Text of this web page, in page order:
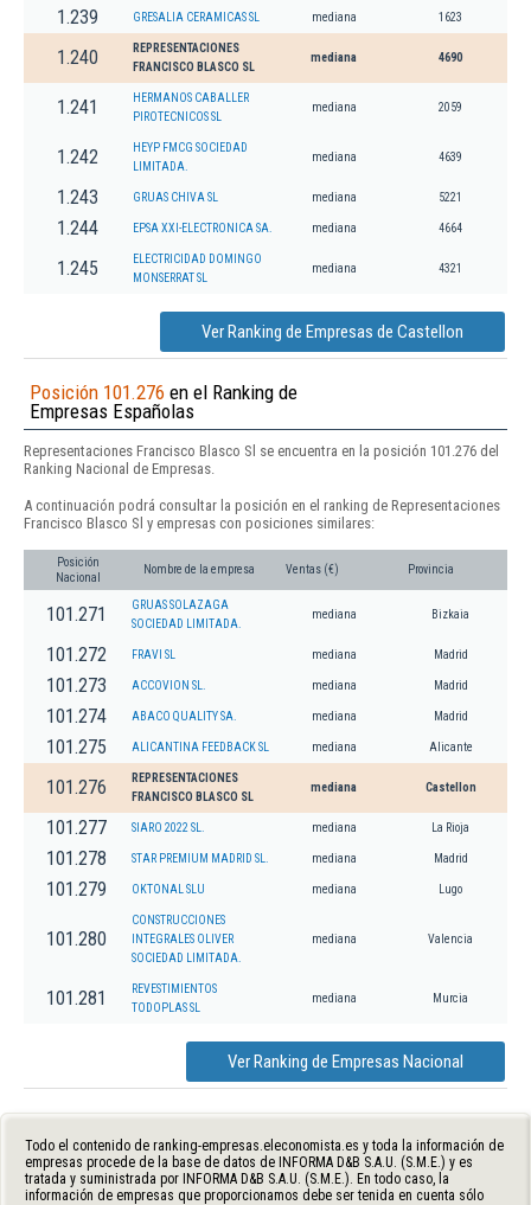
1.239 GRESALIA CERAMICAS SL mediana 1623
1.240
REPRESENTACIONES
FRANCISCO BLASCO SL
mediana 4690
1.241
HERMANOS CABALLER
PIROTECNICOS SL
mediana 2059
1.242
HEYP FMCG SOCIEDAD
LIMITADA.
mediana 4639
1.243 GRUAS CHIVA SL mediana 5221
1.244 EPSA XXI-ELECTRONICA SA. mediana 4664
1.245
ELECTRICIDAD DOMINGO
MONSERRAT SL
mediana 4321
Ver Ranking de Empresas de Castellon
Posición 101.276 en el Ranking de
Empresas Españolas
Representaciones Francisco Blasco Sl se encuentra en la posición 101.276 del
Ranking Nacional de Empresas.
A continuación podrá consultar la posición en el ranking de Representaciones
Francisco Blasco Sl y empresas con posiciones similares:
Posición
Nacional
Nombre de la empresa Ventas (€) Provincia
101.271
GRUAS SOLAZAGA
SOCIEDAD LIMITADA.
mediana Bizkaia
101.272 FRAVI SL mediana Madrid
101.273 ACCOVION SL. mediana Madrid
101.274 ABACO QUALITY SA. mediana Madrid
101.275 ALICANTINA FEEDBACK SL mediana Alicante
101.276
REPRESENTACIONES
FRANCISCO BLASCO SL
mediana Castellon
101.277 SIARO 2022 SL. mediana La Rioja
101.278 STAR PREMIUM MADRID SL. mediana Madrid
101.279 OKTONAL SLU mediana Lugo
101.280
CONSTRUCCIONES
INTEGRALES OLIVER
SOCIEDAD LIMITADA.
mediana Valencia
101.281
REVESTIMIENTOS
TODOPLAS SL
mediana Murcia
Ver Ranking de Empresas Nacional
Todo el contenido de ranking-empresas.eleconomista.es y toda la información de
empresas procede de la base de datos de INFORMA D&B S.A.U. (S.M.E.) y es
tratada y suministrada por INFORMA D&B S.A.U. (S.M.E.). En todo caso, la
información de empresas que proporcionamos debe ser tenida en cuenta sólo